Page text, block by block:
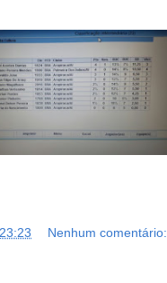
23:23 Nenhum comentário: